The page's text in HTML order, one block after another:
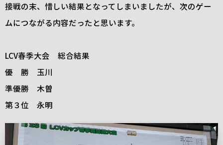
接戦の末、惜しい結果となってしまいましたが、次のゲー
ムにつながる内容だったと思います。
LCV春季大会 総合結果
優 勝 玉川
準優勝 木曽
第３位 永明